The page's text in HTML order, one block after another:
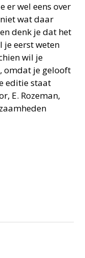
er wel eens over
wat daar
denk je dat het
je eerst weten
wil je
omdat je gelooft
editie staat
E. Rozeman,